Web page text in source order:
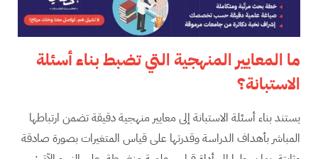
ما المعايير المنهجية التي تضبط بناء أسئلة
الاستبانة؟
يستند بناء أسئلة الاستبانة إلى معايير منهجية دقيقة تضمن ارتباطها
المباشر بأهداف الدراسة وقدرتها على قياس المتغيرات بصورة صادقة